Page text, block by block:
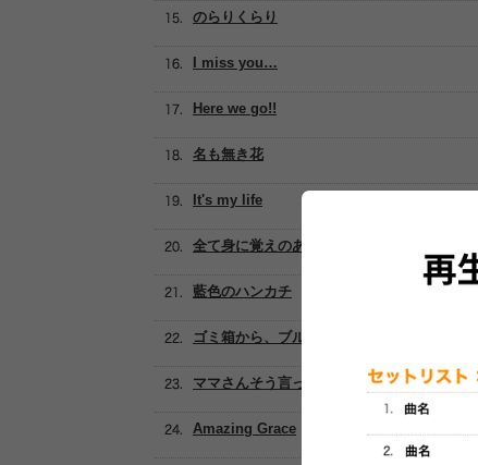
のらりくらり
I miss you…
Here we go!!
名も無き花
It's my life
全て身に覚えのある痛みだろう?
藍色のハンカチ
ゴミ箱から、ブルース
ママさんそう言った ～Hokkaido days～
Amazing Grace